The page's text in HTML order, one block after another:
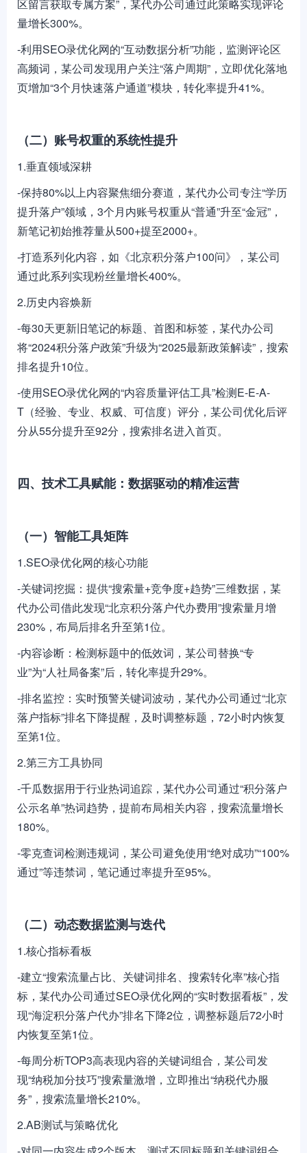
区留言获取专属方案”，某代办公司通过此策略实现评论
量增长300%。
-利用SEO录优化网的“互动数据分析”功能，监测评论区
高频词，某公司发现用户关注“落户周期”，立即优化落地
页增加“3个月快速落户通道”模块，转化率提升41%。
（二）账号权重的系统性提升
1.垂直领域深耕
-保持80%以上内容聚焦细分赛道，某代办公司专注“学历
提升落户”领域，3个月内账号权重从“普通”升至“金冠”，
新笔记初始推荐量从500+提至2000+。
-打造系列化内容，如《北京积分落户100问》，某公司
通过此系列实现粉丝量增长400%。
2.历史内容焕新
-每30天更新旧笔记的标题、首图和标签，某代办公司
将“2024积分落户政策”升级为“2025最新政策解读”，搜索
排名提升10位。
-使用SEO录优化网的“内容质量评估工具”检测E-E-A-
T（经验、专业、权威、可信度）评分，某公司优化后评
分从55分提升至92分，搜索排名进入首页。
四、技术工具赋能：数据驱动的精准运营
（一）智能工具矩阵
1.SEO录优化网的核心功能
-关键词挖掘：提供“搜索量+竞争度+趋势”三维数据，某
代办公司借此发现“北京积分落户代办费用”搜索量月增
230%，布局后排名升至第1位。
-内容诊断：检测标题中的低效词，某公司替换“专
业”为“人社局备案”后，转化率提升29%。
-排名监控：实时预警关键词波动，某代办公司通过“北京
落户指标”排名下降提醒，及时调整标题，72小时内恢复
至第1位。
2.第三方工具协同
-千瓜数据用于行业热词追踪，某代办公司通过“积分落户
公示名单”热词趋势，提前布局相关内容，搜索流量增长
180%。
-零克查词检测违规词，某公司避免使用“绝对成功”“100%
通过”等违禁词，笔记通过率提升至95%。
（二）动态数据监测与迭代
1.核心指标看板
-建立“搜索流量占比、关键词排名、搜索转化率”核心指
标，某代办公司通过SEO录优化网的“实时数据看板”，发
现“海淀积分落户代办”排名下降2位，调整标题后72小时
内恢复至第1位。
-每周分析TOP3高表现内容的关键词组合，某公司发
现“纳税加分技巧”搜索量激增，立即推出“纳税代办服
务”，搜索流量增长210%。
2.AB测试与策略优化